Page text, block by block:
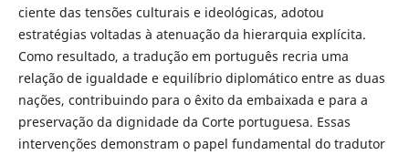
ciente das tensões culturais e ideológicas, adotou
estratégias voltadas à atenuação da hierarquia explícita.
Como resultado, a tradução em português recria uma
relação de igualdade e equilíbrio diplomático entre as duas
nações, contribuindo para o êxito da embaixada e para a
preservação da dignidade da Corte portuguesa. Essas
intervenções demonstram o papel fundamental do tradutor